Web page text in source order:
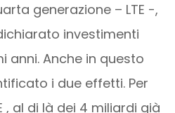
generazione – LTE -,
investimenti
anni. Anche in questo
i due effetti. Per
, al di là dei 4 miliardi già